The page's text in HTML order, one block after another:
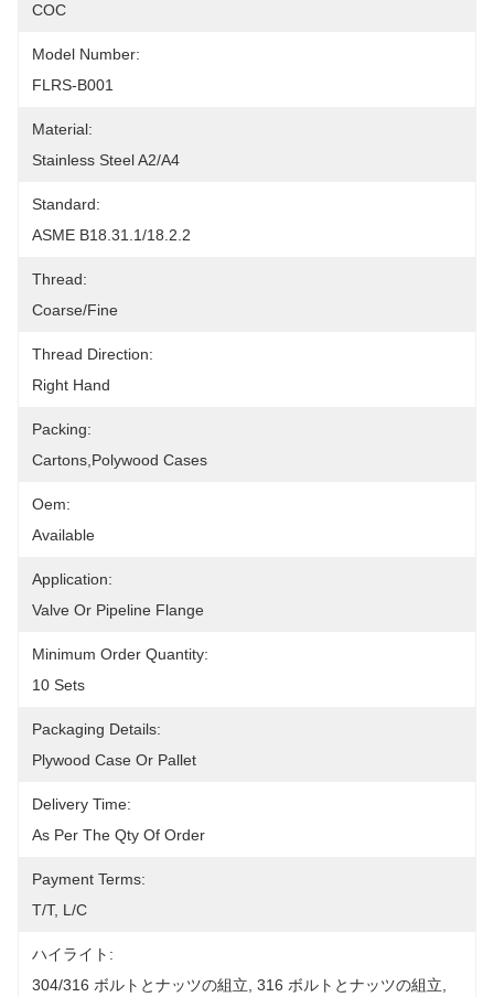
COC
Model Number:
FLRS-B001
Material:
Stainless Steel A2/A4
Standard:
ASME B18.31.1/18.2.2
Thread:
Coarse/fine
Thread Direction:
Right Hand
Packing:
Cartons,polywood Cases
Oem:
Available
Application:
Valve Or Pipeline Flange
Minimum Order Quantity:
10 Sets
Packaging Details:
Plywood Case Or Pallet
Delivery Time:
As Per The Qty Of Order
Payment Terms:
T/T, L/C
ハイライト:
304/316 ボルトとナッツの組立 316 ボルトとナッツの組立